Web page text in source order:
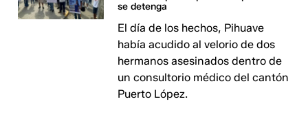
se detenga
El día de los hechos, Pihuave
había acudido al velorio de dos
hermanos asesinados dentro de
un consultorio médico del cantón
Puerto López.